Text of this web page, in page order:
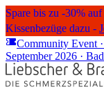
Spare bis zu -30%
Kissenbezüge dazu -
Community Event
September 2026 ·